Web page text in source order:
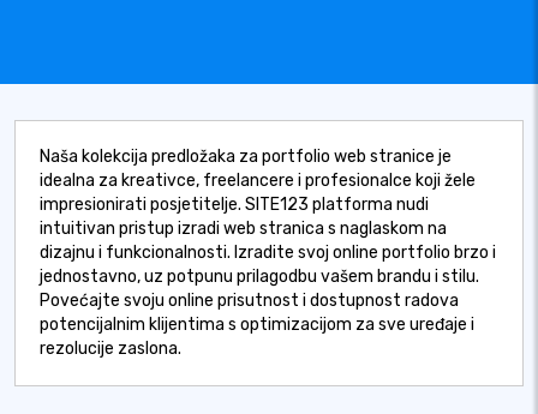
Naša kolekcija predložaka za portfolio web stranice je
idealna za kreativce, freelancere i profesionalce koji žele
impresionirati posjetitelje. SITE123 platforma nudi
intuitivan pristup izradi web stranica s naglaskom na
dizajnu i funkcionalnosti. Izradite svoj online portfolio brzo i
jednostavno, uz potpunu prilagodbu vašem brandu i stilu.
Povećajte svoju online prisutnost i dostupnost radova
potencijalnim klijentima s optimizacijom za sve uređaje i
rezolucije zaslona.